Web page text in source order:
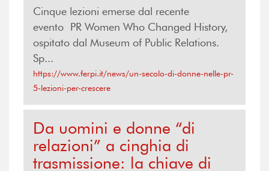
Cinque lezioni emerse dal recente
evento PR Women Who Changed History,
ospitato dal Museum of Public Relations.
Sp...
https://www.ferpi.it/news/un-secolo-di-donne-nelle-pr-
5-lezioni-per-crescere
Da uomini e donne “di
relazioni” a cinghia di
trasmissione: la chiave di